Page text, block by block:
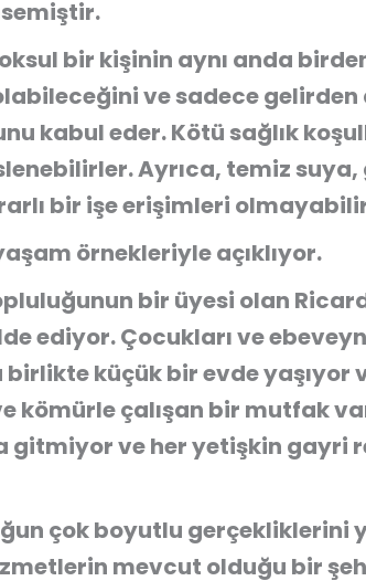
bir kişinin aynı anda
ve sadece gelirden
kabul eder. Kötü sağlık
Ayrıca, temiz suya,
bir işe erişimleri
örnekleriyle açıklıyor.
bir üyesi olan
ediyor. Çocukları ve
birlikte küçük bir evde yaşıyor
kömürle çalışan bir mutfak
gitmiyor ve her yetişkin gayri
çok boyutlu gerçekliklerini
mevcut olduğu bir